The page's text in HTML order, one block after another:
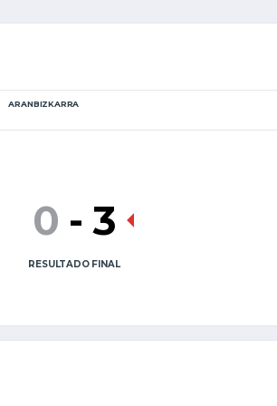
ARANBIZKARRA
0 - 3
RESULTADO FINAL